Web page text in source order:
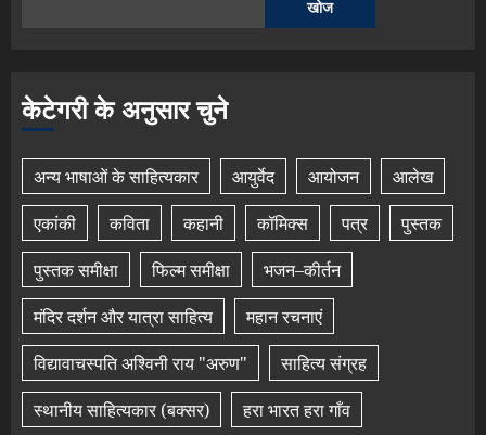
खोज
केटेगरी के अनुसार चुने
अन्य भाषाओं के साहित्यकार आयुर्वेद आयोजन
आलेख
एकांकी
कविता कहानी कॉमिक्स पत्र
पुस्तक
पुस्तक समीक्षा
फिल्म समीक्षा
भजन–कीर्तन
मंदिर दर्शन और यात्रा साहित्य
महान रचनाएं
विद्यावाचस्पति अश्विनी राय "अरुण"
साहित्य संग्रह
स्थानीय साहित्यकार (बक्सर)
हरा भारत हरा गाँव